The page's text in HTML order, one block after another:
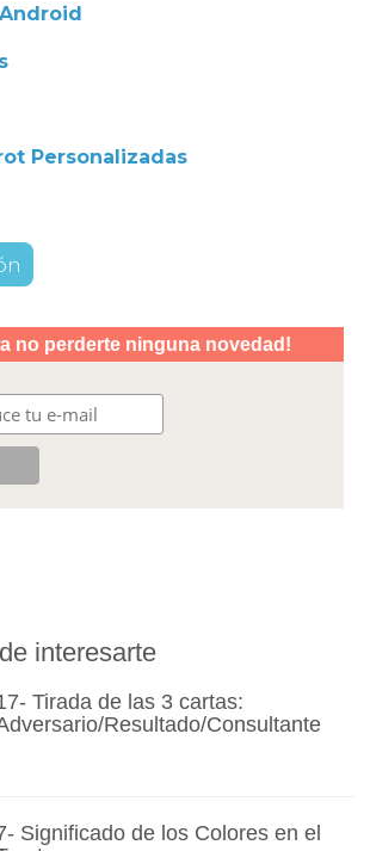
Personalizadas
interesarte
Tirada de las 3 cartas:
Resultado/Consultante
Significado de los Colores en el